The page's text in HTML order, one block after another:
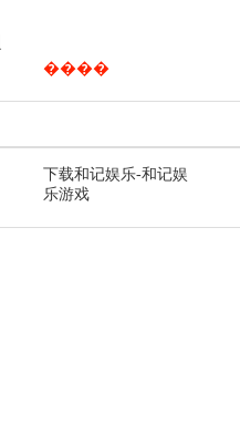
����
下载和记娱乐-和记娱
乐游戏